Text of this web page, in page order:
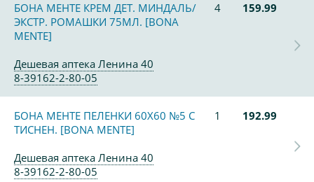
БОНА МЕНТЕ КРЕМ ДЕТ. МИНДАЛЬ/
ЭКСТР. РОМАШКИ 75МЛ. [BONA
MENTE]
4 159.99
Дешевая аптека Ленина 40
8-39162-2-80-05
БОНА МЕНТЕ ПЕЛЕНКИ 60Х60 №5 С
ТИСНЕН. [BONA MENTE]
1 192.99
Дешевая аптека Ленина 40
8-39162-2-80-05